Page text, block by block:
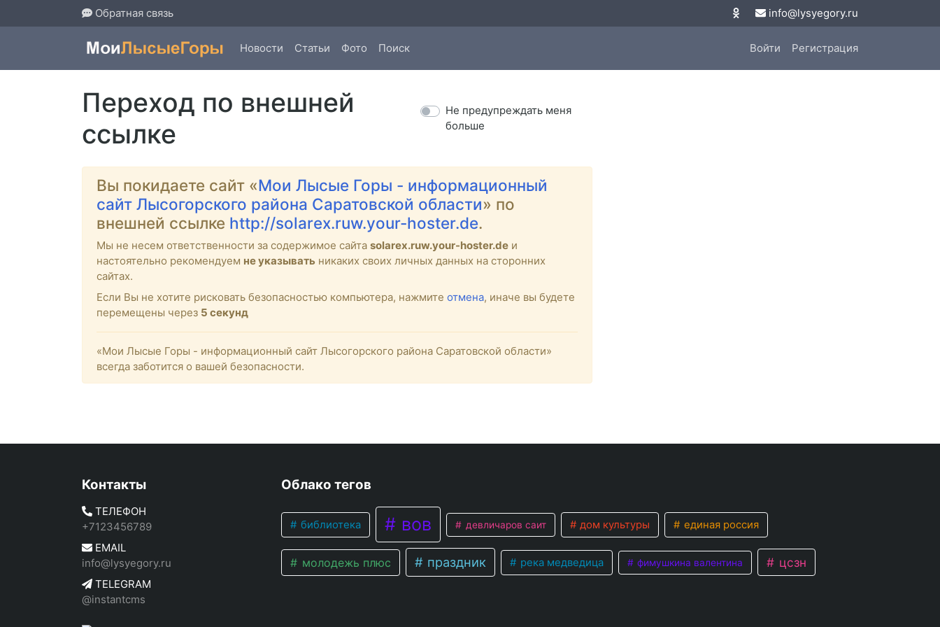
Обратная связь info@lysyegory.ru
Новости Статьи Фото Поиск Войти Регистрация
Переход по внешней
ссылке
Не предупреждать меня
больше
Вы покидаете сайт «Мои Лысые Горы - информационный
сайт Лысогорского района Саратовской области» по
внешней ссылке http://solarex.ruw.your-hoster.de.
Мы не несем ответственности за содержимое сайта solarex.ruw.your-hoster.de и
настоятельно рекомендуем не указывать никаких своих личных данных на сторонних
сайтах.
Если Вы не хотите рисковать безопасностью компьютера, нажмите отмена, иначе вы будете
перемещены через 4 секунд
«Мои Лысые Горы - информационный сайт Лысогорского района Саратовской области»
всегда заботится о вашей безопасности.
Контакты
ТЕЛЕФОН
+7123456789
EMAIL
info@lysyegory.ru
TELEGRAM
@instantcms
Облако тегов
библиотека вов девличаров саит дом культуры единая россия
молодежь плюс праздник река медведица фимушкина валентина цсзн